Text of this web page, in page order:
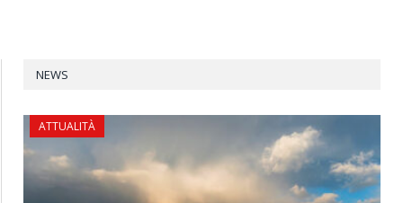
NEWS
ATTUALITÀ